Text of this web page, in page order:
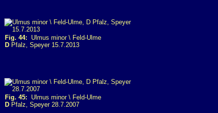
Fig. 44: Ulmus minor \ Feld-Ulme
D Pfalz, Speyer 15.7.2013
Fig. 45: Ulmus minor \ Feld-Ulme
D Pfalz, Speyer 28.7.2007